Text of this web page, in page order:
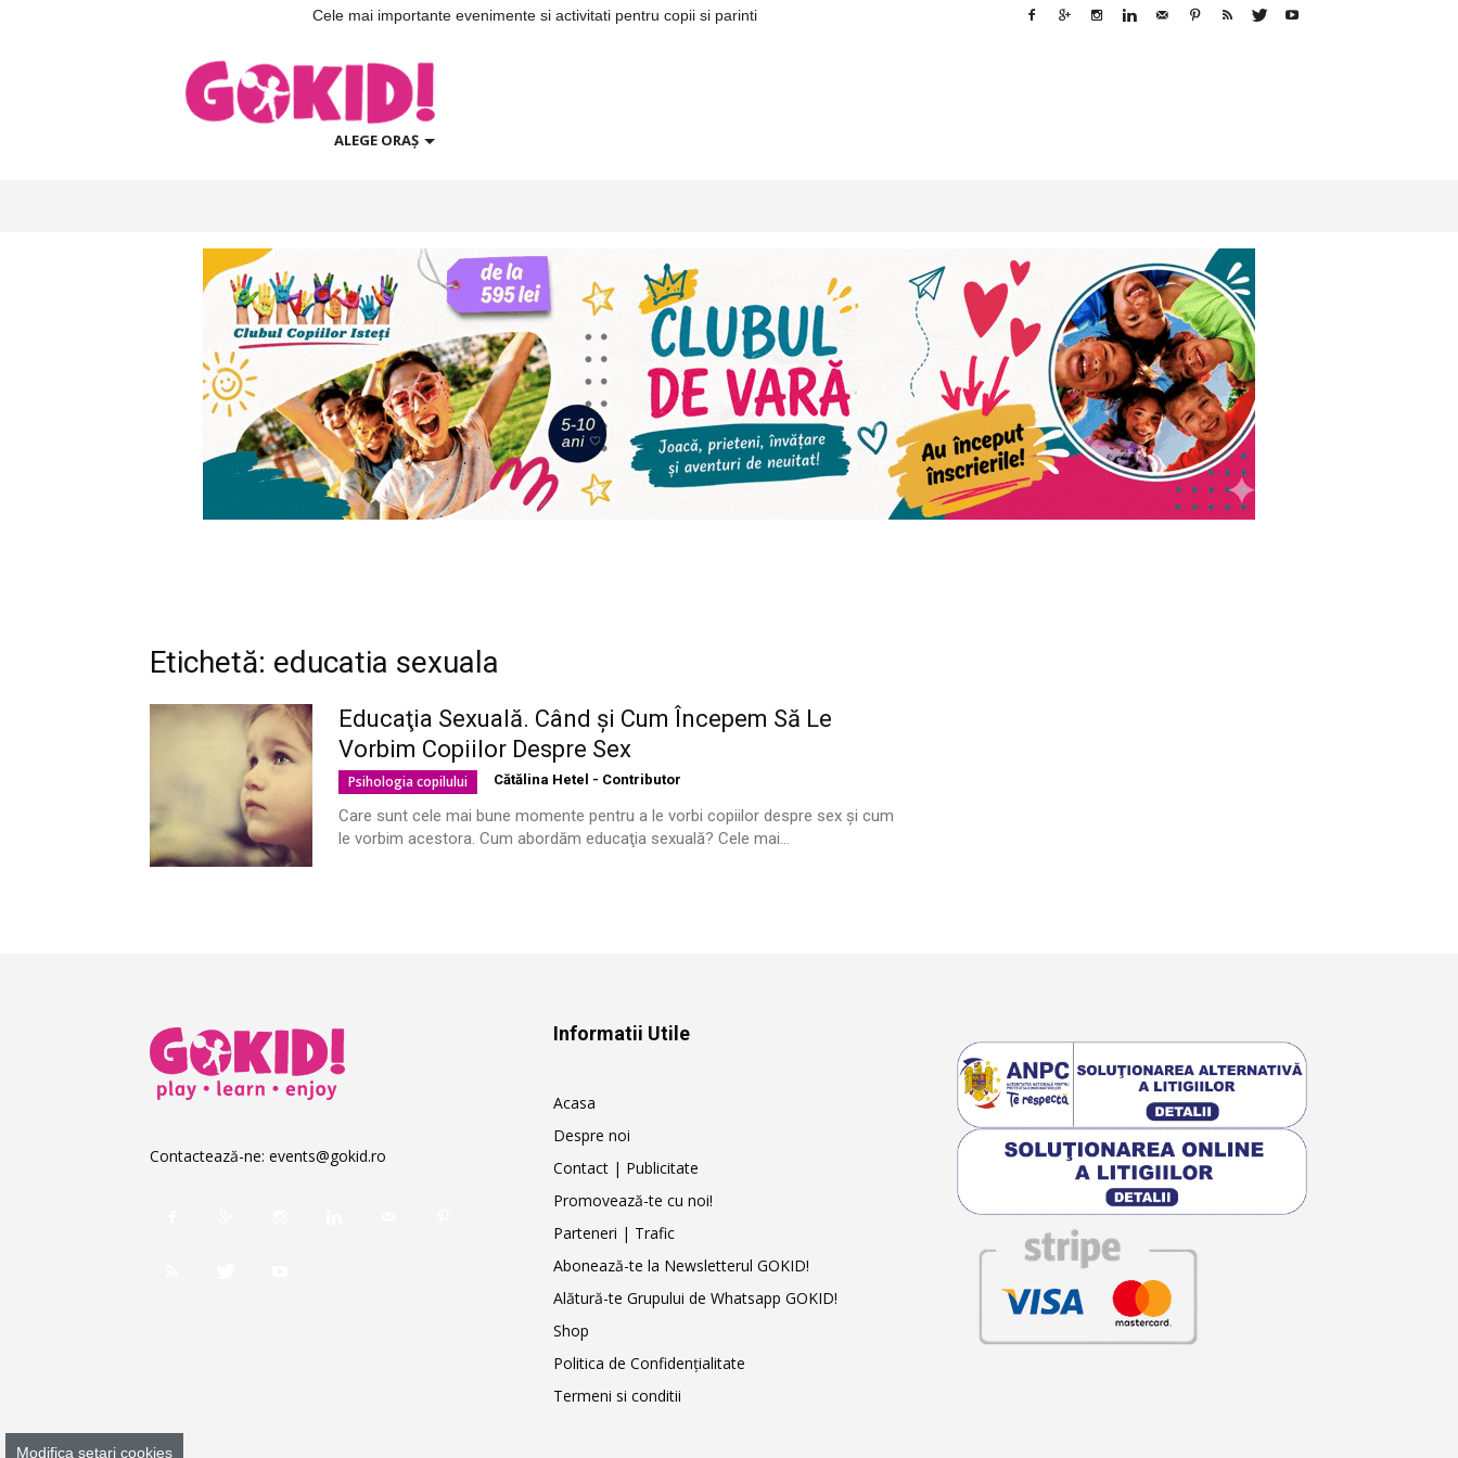
Cele mai importante evenimente si activitati pentru copii si parinti
ALEGE ORAȘ
Etichetă: educatia sexuala
Educaţia Sexuală. Când şi Cum Începem Să Le
Vorbim Copiilor Despre Sex
Psihologia copilului Cătălina Hetel - Contributor
Care sunt cele mai bune momente pentru a le vorbi copiilor despre sex şi cum
le vorbim acestora. Cum abordăm educaţia sexuală? Cele mai...
Contactează-ne: events@gokid.ro
Informatii Utile
Acasa
Despre noi
Contact | Publicitate
Promovează-te cu noi!
Parteneri | Trafic
Abonează-te la Newsletterul GOKID!
Alătură-te Grupului de Whatsapp GOKID!
Shop
Politica de Confidențialitate
Termeni si conditii
Modifica setari cookies